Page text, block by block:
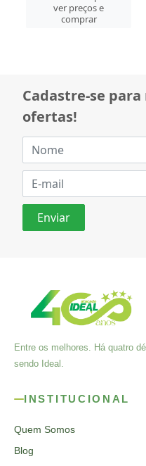
ver preços e
comprar
Cadastre-se
ofertas!
Entre os melhores. Há quatro
sendo Ideal.
INSTITUCIONAL
Quem Somos
Blog